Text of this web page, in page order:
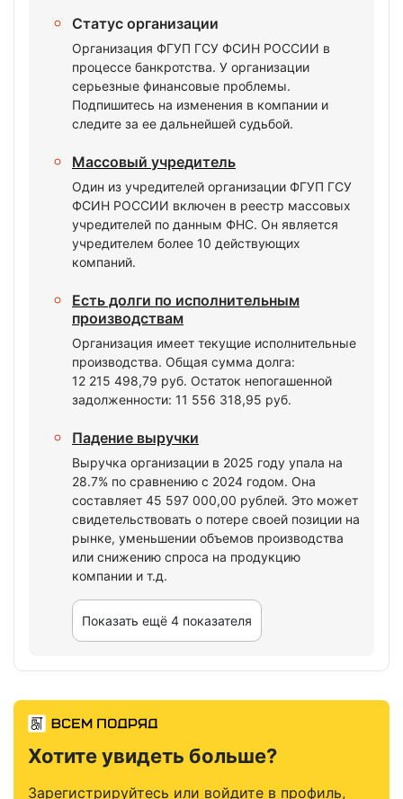
Статус организации
Организация ФГУП ГСУ ФСИН РОССИИ в
процессе банкротства. У организации
серьезные финансовые проблемы.
Подпишитесь на изменения в компании и
следите за ее дальнейшей судьбой.
Массовый учредитель
Один из учредителей организации ФГУП ГСУ
ФСИН РОССИИ включен в реестр массовых
учредителей по данным ФНС. Он является
учредителем более 10 действующих
компаний.
Есть долги по исполнительным
производствам
Организация имеет текущие исполнительные
производства. Общая сумма долга:
12 215 498,79 руб. Остаток непогашенной
задолженности: 11 556 318,95 руб.
Падение выручки
Выручка организации в 2025 году упала на
28.7% по сравнению с 2024 годом. Она
составляет 45 597 000,00 рублей. Это может
свидетельствовать о потере своей позиции на
рынке, уменьшении объемов производства
или снижению спроса на продукцию
компании и т.д.
Показать ещё 4 показателя
Хотите увидеть больше?
Зарегистрируйтесь или войдите в профиль,